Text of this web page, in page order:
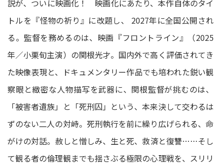
説が、ついに映画化！ 映画化にあたり、本作自体のタイ
トルを『怪物の祈り』に改題し、 2027年に全国公開され
る。監督を務めるのは、映画『フロントライン』（2025
年／小栗旬主演）の関根光才。国内外で高く評価されてき
た映像表現と、ドキュメンタリー作品でも培われた鋭い観
察眼と緻密な人物描写を武器に、関根監督が挑むのは、
「被害者遺族」と「死刑囚」という、本来決して交わるは
ずのない二人の対峙。死刑執行を前に繰り広げられる、命
がけの対話。赦しと憎しみ、生と死、救済と復讐……そし
て観る者の倫理観までも揺さぶる極限の心理戦を、スリリ